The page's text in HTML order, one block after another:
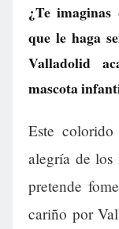
¿Te
que le haga
Valladolid
mascota
Este
alegría de los
pretende
cariño por